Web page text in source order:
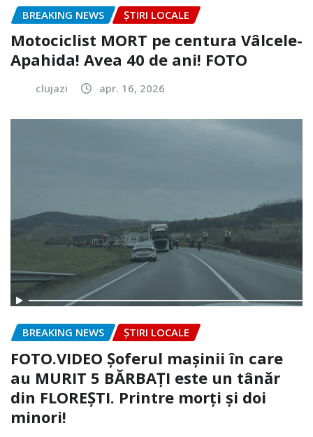
BREAKING NEWS ȘTIRI LOCALE
Motociclist MORT pe centura Vâlcele-
Apahida! Avea 40 de ani! FOTO
clujazi apr. 16, 2026
BREAKING NEWS ȘTIRI LOCALE
FOTO.VIDEO Șoferul mașinii în care
au MURIT 5 BĂRBAȚI este un tânăr
din FLOREȘTI. Printre morți și doi
minori!